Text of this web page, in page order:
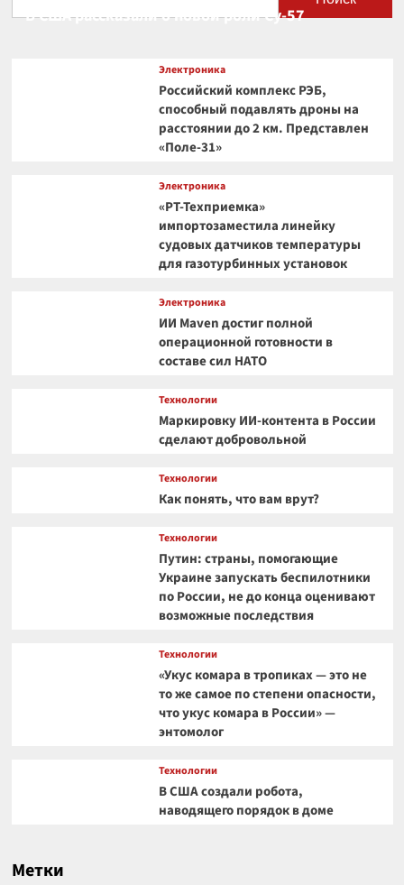
В США рассказали о новой роли Су-57
Электроника
Российский комплекс РЭБ,
способный подавлять дроны на
расстоянии до 2 км. Представлен
«Поле-31»
Электроника
«РТ-Техприемка»
импортозаместила линейку
судовых датчиков температуры
для газотурбинных установок
Электроника
ИИ Maven достиг полной
операционной готовности в
составе сил НАТО
Технологии
Маркировку ИИ-контента в России
сделают добровольной
Технологии
Как понять, что вам врут?
Технологии
Путин: страны, помогающие
Украине запускать беспилотники
по России, не до конца оценивают
возможные последствия
Технологии
«Укус комара в тропиках — это не
то же самое по степени опасности,
что укус комара в России» —
энтомолог
Технологии
В США создали робота,
наводящего порядок в доме
Метки